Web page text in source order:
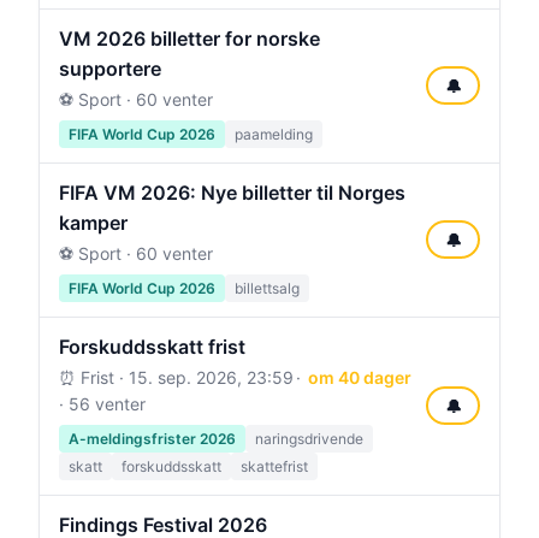
VM 2026 billetter for norske
supportere
⚽ Sport · 60 venter
FIFA World Cup 2026 paamelding
🔔
FIFA VM 2026: Nye billetter til Norges
kamper
⚽ Sport · 60 venter
FIFA World Cup 2026 billettsalg
🔔
Forskuddsskatt frist
⏰ Frist · 15. sep. 2026, 23:59
om 40 dager
· 56 venter
A-meldingsfrister 2026
naringsdrivende
skatt
forskuddsskatt skattefrist
🔔
Findings Festival 2026